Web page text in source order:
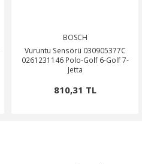
BOSCH
Vuruntu Sensörü 030905377C
0261231146 Polo-Golf 6-Golf 7-
Jetta
810,31 TL